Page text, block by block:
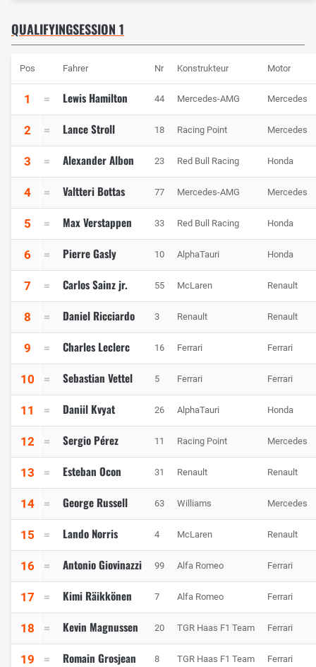
QUALIFYINGSESSION 1
Pos Fahrer Nr Konstrukteur Motor
1 Lewis Hamilton 44 Mercedes-AMG Mercedes
2 Lance Stroll 18 Racing Point Mercedes
3 Alexander Albon 23 Red Bull Racing Honda
4 Valtteri Bottas 77 Mercedes-AMG Mercedes
5 Max Verstappen 33 Red Bull Racing Honda
6 Pierre Gasly 10 AlphaTauri Honda
7 Carlos Sainz jr. 55 McLaren Renault
8 Daniel Ricciardo 3 Renault Renault
9 Charles Leclerc 16 Ferrari Ferrari
10 Sebastian Vettel 5 Ferrari Ferrari
11 Daniil Kvyat 26 AlphaTauri Honda
12 Sergio Pérez 11 Racing Point Mercedes
13 Esteban Ocon 31 Renault Renault
14 George Russell 63 Williams Mercedes
15 Lando Norris 4 McLaren Renault
16 Antonio Giovinazzi 99 Alfa Romeo Ferrari
17 Kimi Räikkönen 7 Alfa Romeo Ferrari
18 Kevin Magnussen 20 TGR Haas F1 Team Ferrari
19 Romain Grosjean 8 TGR Haas F1 Team Ferrari